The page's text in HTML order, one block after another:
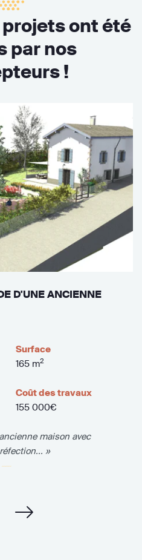
ont été
par nos
!
D'UNE ANCIENNE
Surface
165 m2
Coût des travaux
155 000€
maison avec
»